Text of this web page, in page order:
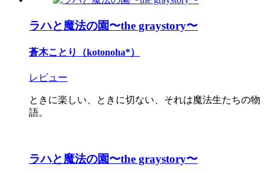
ラハと魔法の園〜the graystory〜
蒼木ことり（kotonoha*）
レビュー
ときに楽しい、ときに切ない、それは魔法生たちの物
語。
ラハと魔法の園〜the graystory〜